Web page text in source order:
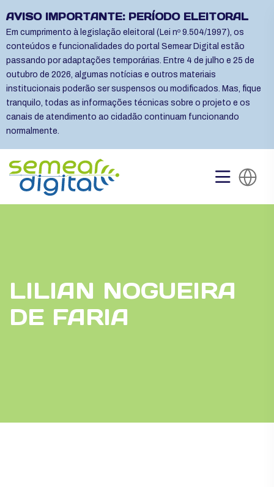
AVISO IMPORTANTE: PERÍODO ELEITORAL
Em cumprimento à legislação eleitoral (Lei nº 9.504/1997), os
conteúdos e funcionalidades do portal Semear Digital estão
passando por adaptações temporárias. Entre 4 de julho e 25 de
outubro de 2026, algumas notícias e outros materiais
institucionais poderão ser suspensos ou modificados. Mas, fique
tranquilo, todas as informações técnicas sobre o projeto e os
canais de atendimento ao cidadão continuam funcionando
normalmente.
LILIAN NOGUEIRA
DE FARIA